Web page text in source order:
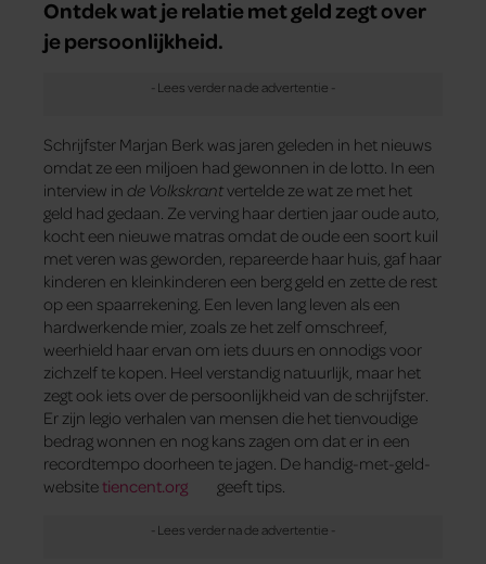
Ontdek wat je relatie met geld zegt over
je persoonlijkheid.
Schrijfster Marjan Berk was jaren geleden in het nieuws
omdat ze een miljoen had gewonnen in de lotto. In een
interview in de Volkskrantvertelde ze wat ze met het
geld had gedaan. Ze verving haar dertien jaar oude auto,
kocht een nieuwe matras omdat de oude een soort kuil
met veren was geworden, repareerde haar huis, gaf haar
kinderen en kleinkinderen een berg geld en zette de rest
op een spaarrekening. Een leven lang leven als een
hardwerkende mier, zoals ze het zelf omschreef,
weerhield haar ervan om iets duurs en onnodigs voor
zichzelf te kopen. Heel verstandig natuurlijk, maar het
zegt ook iets over de persoonlijkheid van de schrijfster.
Er zijn legio verhalen van mensen die het tienvoudige
bedrag wonnen en nog kans zagen om dat er in een
recordtempo doorheen te jagen. De handig-met-geld-
websitetiencent.org geeft tips.